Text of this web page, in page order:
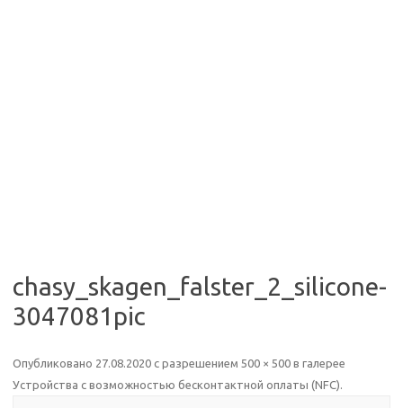
chasy_skagen_falster_2_silicone-
3047081pic
Опубликовано 27.08.2020 с разрешением 500 × 500 в галерее
Устройства с возможностью бесконтактной оплаты (NFC).